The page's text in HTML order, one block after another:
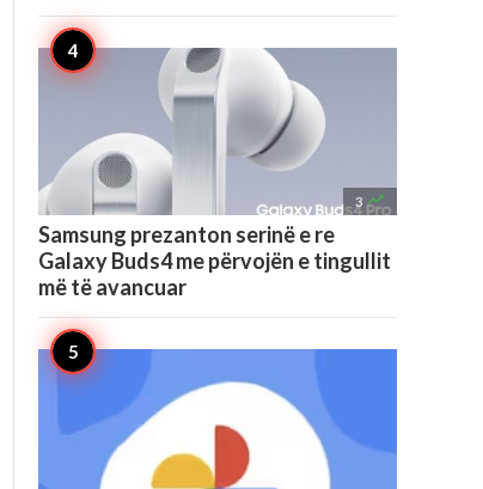
3 
Samsung prezanton serinë e re
Galaxy Buds4 me përvojën e tingullit
më të avancuar